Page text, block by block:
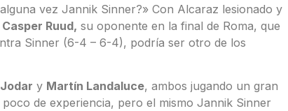
vez Jannik Sinner?» Con Alcaraz lesionado y
Casper Ruud, su oponente en la final de Roma, que
Sinner (6-4 – 6-4), podría ser otro de los
y Martín Landaluce, ambos jugando un gran
de experiencia, pero el mismo Jannik Sinner